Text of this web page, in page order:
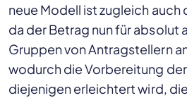
neue Modell ist zugleich
da der Betrag nun für absolut
Gruppen von Antragstellern
wodurch die Vorbereitung
diejenigen erleichtert wird,